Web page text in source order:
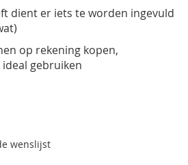
dient er iets te worden ingevuld
op rekening kopen,
gebruiken
wenslijst